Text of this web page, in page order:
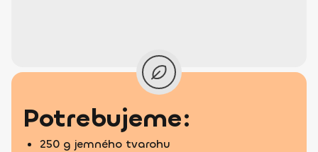
Potrebujeme:
250 g jemného tvarohu